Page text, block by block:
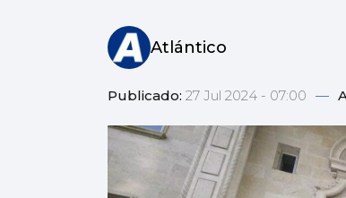
Atlántico
Publicado: 27 Jul 2024 - 07:00 —